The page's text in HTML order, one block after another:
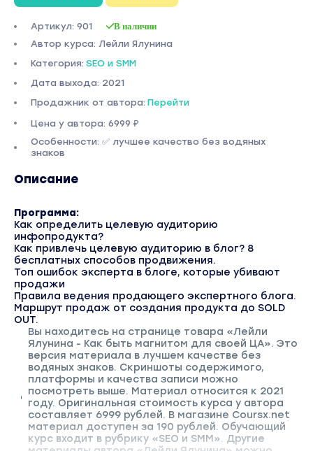
Артикул: 901 В наличии
Автор курса: Лейли Ялунина
Категория: SEO и SMM
Дата выхода: 2021
Продажник от автора: Перейти
Цена у автора: 6999 ₽
Особенности: ✅ лучшее качество без водяных
знаков
Описание
Программа:
Как определить целевую аудиторию
инфопродукта?
Как привлечь целевую аудиторию в блог? 8
бесплатных способов продвижения.
Топ ошибок эксперта в блоге, которые убивают
продажи
Правила ведения продающего экспертного блога.
Маршрут продаж от создания продукта до SOLD
OUT.
Вы находитесь на странице товара «Лейли
Ялунина - Как быть магнитом для своей ЦА». Это
версия материала в лучшем качестве без
водяных знаков. Скриншоты содержимого,
платформы и качества записи можно
посмотреть выше. Материал относится к 2021
году. Оригинальная стоимость курса у автора
составляет 6999 рублей. В магазине Coursx.net
материал доступен за 190 рублей. Обучающий
курс входит в рубрику «SEO и SMM». Другие